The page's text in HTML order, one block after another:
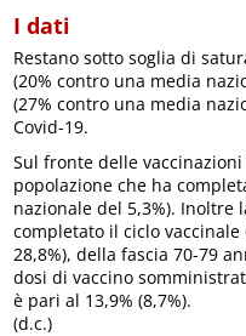
I dati
Restano sotto soglia di
(20% contro una media
(27% contro una media
Covid-19.
Sul fronte delle
popolazione che ha
nazionale del 5,3%). Inoltre
completato il ciclo
28,8%), della fascia 70-79
dosi di vaccino
è pari al 13,9% (8,7%).
(d.c.)